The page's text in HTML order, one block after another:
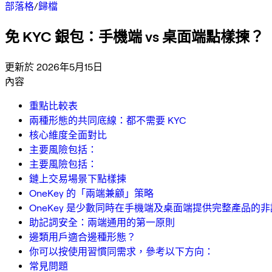
部落格/歸檔
免 KYC 銀包：手機端 vs 桌面端點樣揀？
更新於 2026年5月15日
內容
重點比較表
兩種形態的共同底線：都不需要 KYC
核心維度全面對比
主要風險包括：
主要風險包括：
鏈上交易場景下點樣揀
OneKey 的「兩端兼顧」策略
OneKey 是少數同時在手機端及桌面端提供完整產品的非
助記詞安全：兩端通用的第一原則
邊類用戶適合邊種形態？
你可以按使用習慣同需求，參考以下方向：
常見問題